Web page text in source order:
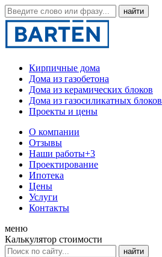
Кирпичные дома
Дома из газобетона
Дома из керамических блоков
Дома из газосиликатных блоков
Проекты и цены
О компании
Отзывы
Наши работы+3
Проектирование
Ипотека
Цены
Услуги
Контакты
меню
Калькулятор стоимости